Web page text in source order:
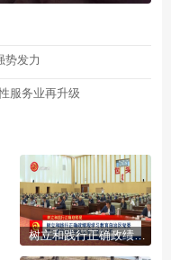
势发力
服务业再升级
树立和践行正确政绩观学习教育自治区党委第二督导组进驻包头市见面会召开